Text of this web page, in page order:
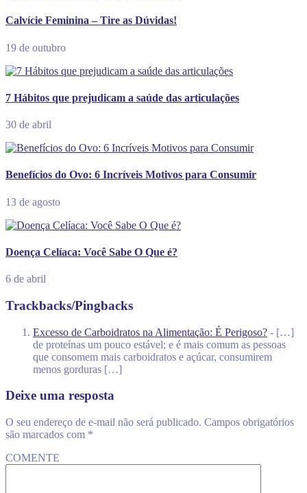
Calvície Feminina – Tire as Dúvidas!
19 de outubro
7 Hábitos que prejudicam a saúde das articulações
30 de abril
Benefícios do Ovo: 6 Incríveis Motivos para Consumir
13 de agosto
Doença Celíaca: Você Sabe O Que é?
6 de abril
Trackbacks/Pingbacks
Excesso de Carboidratos na Alimentação: É Perigoso? - […]
de proteínas um pouco estável; e é mais comum as pessoas
que consomem mais carboidratos e açúcar, consumirem
menos gorduras […]
Deixe uma resposta
O seu endereço de e-mail não será publicado. Campos obrigatórios
são marcados com *
COMENTE